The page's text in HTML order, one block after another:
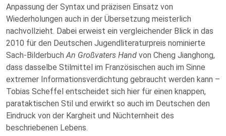
Anpassung der Syntax und präzisen Einsatz von
Wiederholungen auch in der Übersetzung meisterlich
nachvollzieht. Dabei erweist ein vergleichender Blick in das
2010 für den Deutschen Jugendliteraturpreis nominierte
Sach-BilderbuchAn Großvaters Hand von Cheng Jianghong,
dass dasselbe Stilmittel im Französischen auch im Sinne
extremer Informationsverdichtung gebraucht werden kann –
Tobias Scheffel entscheidet sich hier für einen knappen,
parataktischen Stil und erwirkt so auch im Deutschen den
Eindruck von der Kargheit und Nüchternheit des
beschriebenen Lebens.